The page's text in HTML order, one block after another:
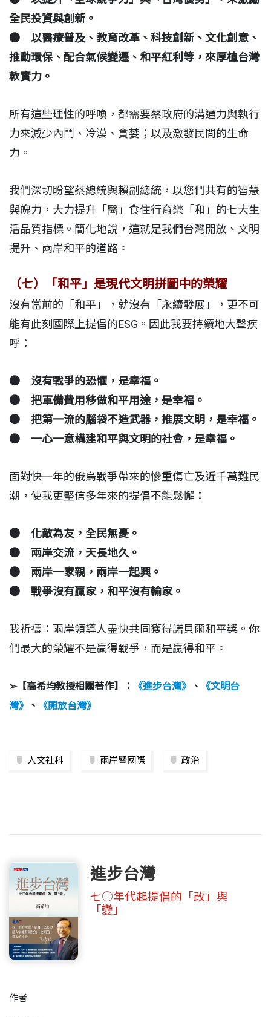
全民投資與創新。
● 以醫療普及、教育改革、科技創新、文化創意、
推動環保、配合氣候變遷、和平紅利等，來厚植台灣
軟實力。
所有這些理性的呼喚，都需要蔡政府的溝通力與執行
力來減少內鬥、冷漠、貪婪；以及激發民間的生命
力。
我們深切盼望蔡總統與賴副總統，以您們共有的智慧
與魄力，大力提升「醫」食住行育樂「和」的七大生
活品質指標。簡化地說，這就是我們台灣開放、文明
提升、兩岸和平的道路。
（七）「和平」是現代文明拼圖中的榮耀
沒有當前的「和平」，就沒有「永續發展」，更不可
能有此刻國際上提倡的ESG。因此我要持續地大聲疾
呼：
● 沒有戰爭的恐懼，是幸福。
● 把軍備費用移做和平用途，是幸福。
● 把第一流的腦袋不造武器，推展文明，是幸福。
● 一心一意構建和平與文明的社會，是幸福。
面對快一年的俄烏戰爭帶來的慘重傷亡及近千萬難民
潮，使我更堅信多年來的提倡不能鬆懈：
● 化敵為友，全民無憂。
● 兩岸交流，天長地久。
● 兩岸一家親，兩岸一起興。
● 戰爭沒有贏家，和平沒有輸家。
我祈禱：兩岸領導人盡快共同獲得諾貝爾和平獎。你
們最大的榮耀不是贏得戰爭，而是贏得和平。
➢【高希均教授相關著作】： 《進步台灣》 、
《文明台
灣》
、 《開放台灣》
人文社科 兩岸暨國際 政治
進步台灣
七○年代起提倡的「改」與
「變」
作者